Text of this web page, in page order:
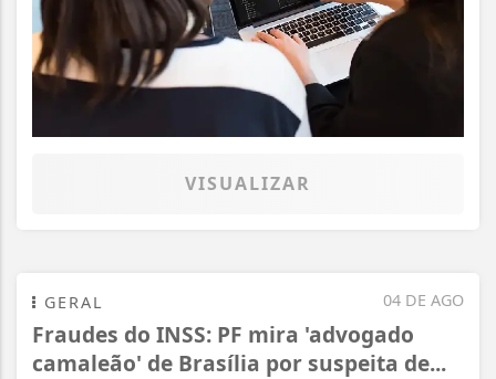
VISUALIZAR
04 DE AGO
GERAL
Fraudes do INSS: PF mira 'advogado
camaleão' de Brasília por suspeita de...